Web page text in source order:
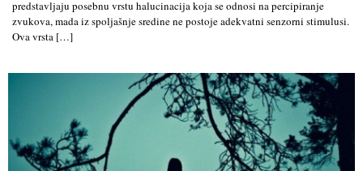
predstavljaju posebnu vrstu halucinacija koja se odnosi na percipiranje
zvukova, mada iz spoljašnje sredine ne postoje adekvatni senzorni stimulusi.
Ova vrsta […]